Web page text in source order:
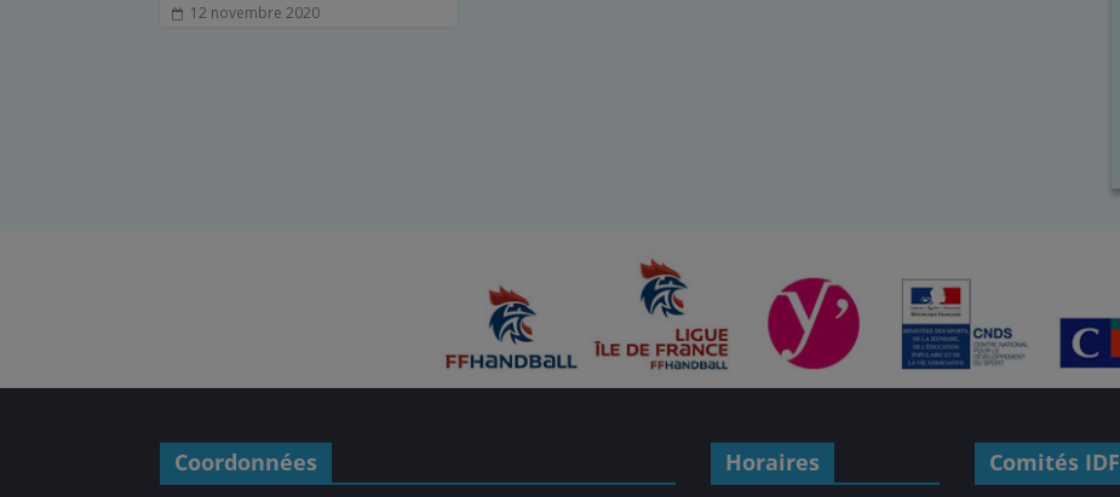
12 novembre 2020
Coordonnées Horaires Comités IDF